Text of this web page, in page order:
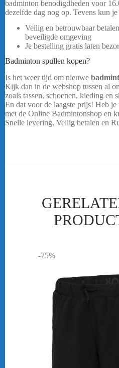
badminton benodigdheden voor
dezelfde dag nog op. Tevens kun
Veilig en betrouwbaar
beveiligde omgeving
Je bestelling gratis laten
Badminton spullen kopen?
Is het weer tijd om nieuwe
Kijk dan in de webshop tussen al
zoals tassen, schoenen, kleding en
En dat voor de laagste prijs! Heb
met de Online Badmintonshop en
Snelle levering, Veilig betalen en
-75%